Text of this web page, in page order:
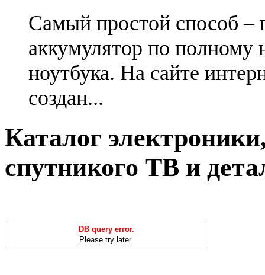
Самый простой способ –
аккумулятор по
ноутбука. На сайте
создан...
Каталог
спутникого ТВ и
DB query error.
Please try later.